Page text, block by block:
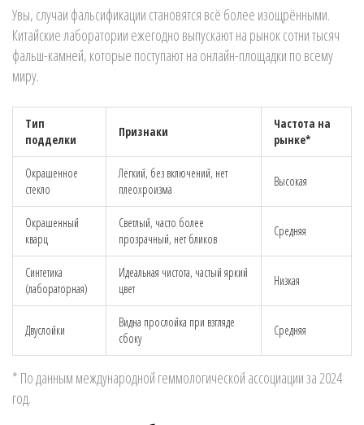
Увы, случаи фальсификации становятся всё более изощрёнными.
Китайские лаборатории ежегодно выпускают на рынок сотни тысяч
фальш-камней, которые поступают на онлайн-площадки по всему
миру.
Тип
подделки
Признаки
Частота на
рынке*
Окрашенное
стекло
Лёгкий, без включений, нет
плеохроизма
Высокая
Окрашенный
кварц
Светлый, часто более
прозрачный, нет бликов
Средняя
Синтетика
(лабораторная)
Идеальная чистота, частый яркий
цвет
Низкая
Двуслойки
Видна прослойка при взгляде
сбоку
Средняя
* По данным международной геммологической ассоциации за 2024
год.